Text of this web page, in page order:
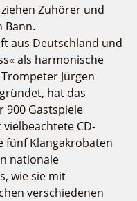
Goyatz
Zuhörer und
Bann.
aus Deutschland und
als harmonische
Jürgen
hat das
900 Gastspiele
CD-
fünf Klangakrobaten
nationale
wie sie mit
verschiedenen